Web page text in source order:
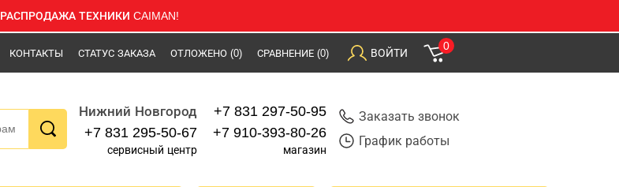
РАСПРОДАЖА ТЕХНИКИ CAIMAN!
КОНТАКТЫ СТАТУС ЗАКАЗА ОТЛОЖЕНО (0) СРАВНЕНИЕ (0) ВОЙТИ
0
Нижний Новгород
+7 831 295-50-67
сервисный центр
+7 831 297-50-95
+7 910-393-80-26
магазин
Заказать звонок
График работы